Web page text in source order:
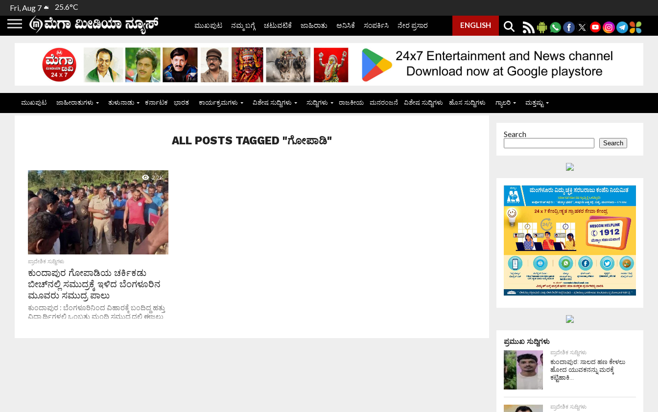
Fri, Aug 7 25.6°C
ಮುಖಪುಟ ನಮ್ಮ ಬಗ್ಗೆ ಚಟುವಟಿಕೆ ಜಾಹಿರಾತು ಅನಿಸಿಕೆ ಸಂಪರ್ಕಿಸಿ ನೇರ ಪ್ರಸಾರ ENGLISH
ಮುಖಪುಟ ಜಾಹೀರಾತುಗಳು ತುಳುನಾಡು ಕರ್ನಾಟಕ ಭಾರತ ಕಾರ್ಯಕ್ರಮಗಳು ವಿಶೇಷ ಸುದ್ದಿಗಳು ಸುದ್ದಿಗಳು ರಾಜಕೀಯ ಮನರಂಜನೆ ವಿಶೇಷ ಸುದ್ದಿಗಳು ಹೊಸ ಸುದ್ದಿಗಳು ಗ್ಯಾಲರಿ ಮತ್ತಷ್ಟು
ALL POSTS TAGGED "ಗೋಪಾಡಿ"
2.2K
ಪ್ರಾದೇಶಿಕ ಸುದ್ದಿಗಳು
ಕುಂದಾಪುರ ಗೋಪಾಡಿಯ ಚರ್ಕಿಕಡು
ಬೀಚ್‌ನಲ್ಲಿ ಸಮುದ್ರಕ್ಕೆ ಇಳಿದ ಬೆಂಗಳೂರಿನ
ಮೂವರು ಸಮುದ್ರ ಪಾಲು
ಕುಂದಾಪುರ : ಬೆಂಗಳೂರಿನಿಂದ ವಿಹಾರಕ್ಕೆ ಬಂದಿದ್ದ ಹತ್ತು
ವಿದ್ಯಾರ್ಥಿಗಳಲ್ಲಿ ಒಂಬತ್ತು ಮಂದಿ ಸಮುದ್ರದಲ್ಲಿ ಈಜಲು
Search
Search
ಪ್ರಮುಖ ಸುದ್ದಿಗಳು
ಪ್ರಾದೇಶಿಕ ಸುದ್ದಿಗಳು
ಕುಂದಾಪುರ: ಸಾಲದ ಹಣ ಕೇಳಲು
ಹೋದ ಯುವಕನನ್ನು ಮರಕ್ಕೆ
ಕಟ್ಟಿಹಾಕಿ...
ಪ್ರಾದೇಶಿಕ ಸುದ್ದಿಗಳು